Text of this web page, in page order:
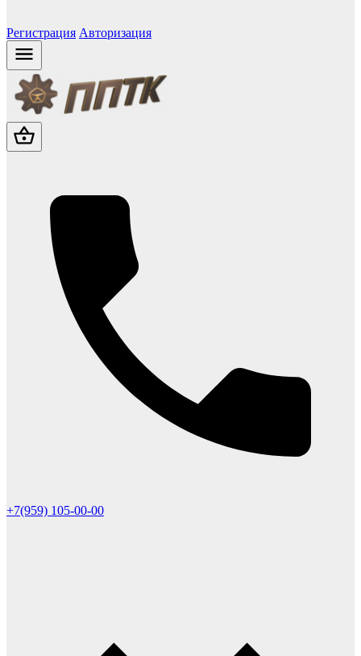
Регистрация Авторизация
+7(959) 105-00-00